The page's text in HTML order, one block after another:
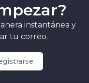
instantánea y
tu correo.